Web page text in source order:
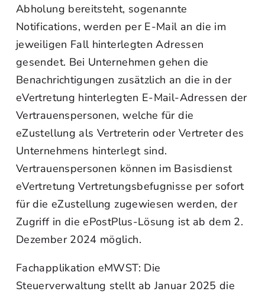
Abholung bereitsteht, sogenannte
Notifications, werden per E-Mail an die im
jeweiligen Fall hinterlegten Adressen
gesendet. Bei Unternehmen gehen die
Benachrichtigungen zusätzlich an die in der
eVertretung hinterlegten E-Mail-Adressen der
Vertrauenspersonen, welche für die
eZustellung als Vertreterin oder Vertreter des
Unternehmens hinterlegt sind.
Vertrauenspersonen können im Basisdienst
eVertretung Vertretungsbefugnisse per sofort
für die eZustellung zugewiesen werden, der
Zugriff in die ePostPlus-Lösung ist ab dem 2.
Dezember 2024 möglich.
Fachapplikation eMWST: Die
Steuerverwaltung stellt ab Januar 2025 die